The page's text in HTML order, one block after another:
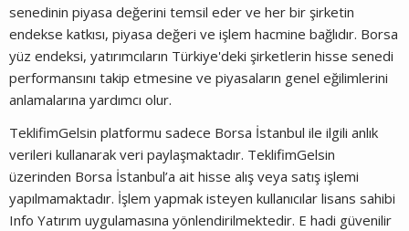
senedinin piyasa değerini temsil eder ve her bir şirketin
endekse katkısı, piyasa değeri ve işlem hacmine bağlıdır. Borsa
yüz endeksi, yatırımcıların Türkiye'deki şirketlerin hisse senedi
performansını takip etmesine ve piyasaların genel eğilimlerini
anlamalarına yardımcı olur.
TeklifimGelsin platformu sadece Borsa İstanbul ile ilgili anlık
verileri kullanarak veri paylaşmaktadır. TeklifimGelsin
üzerinden Borsa İstanbul’a ait hisse alış veya satış işlemi
yapılmamaktadır. İşlem yapmak isteyen kullanıcılar lisans sahibi
Info Yatırım uygulamasına yönlendirilmektedir. E hadi güvenilir